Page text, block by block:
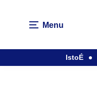
Menu
IstoÉ